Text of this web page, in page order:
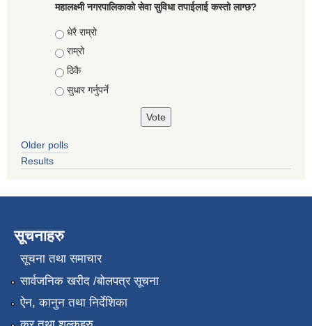
महालक्ष्मी नगरपालिकाको सेवा सुविधा तपाईलाई कस्तो लाग्छ?
Choices
धेरै राम्रो
राम्रो
ठिकै
सुधार गर्नुपर्ने
Older polls
Results
सूचनाहरु
सूचना तथा समाचार
सार्वजनिक खरीद /बोलपत्र सूचना
ऐन, कानुन तथा निर्देशिका